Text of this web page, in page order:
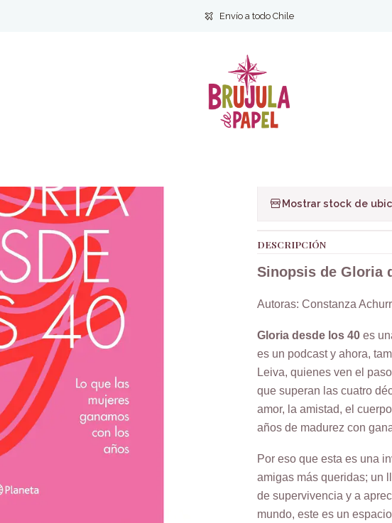
Envío a todo Chile
Bienestar y Estilo de vida Autoayuda
Gloria desde
Cantidad
Mostrar stock de
DESCRIPCIÓN
Sinopsis de Gloria
Autoras: Constanza
Gloria desde los 40 es
es un podcast y ahora,
Leiva, quienes ven el
que superan las cuatro
amor, la amistad, el
años de madurez con
Por eso que esta es una
amigas más queridas; un
de supervivencia y a
mundo, este es un